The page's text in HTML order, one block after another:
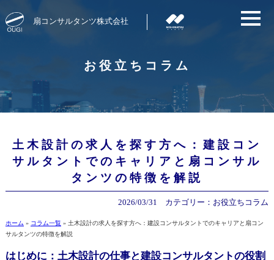
扇コンサルタンツ株式会社
お役立ちコラム
土木設計の求人を探す方へ：建設コン
サルタントでのキャリアと扇コンサル
タンツの特徴を解説
2026/03/31 カテゴリー： お役立ちコラム
ホーム » コラム一覧» 土木設計の求人を探す方へ：建設コンサルタントでのキャリアと扇コン
サルタンツの特徴を解説
はじめに：土木設計の仕事と建設コンサルタントの役割